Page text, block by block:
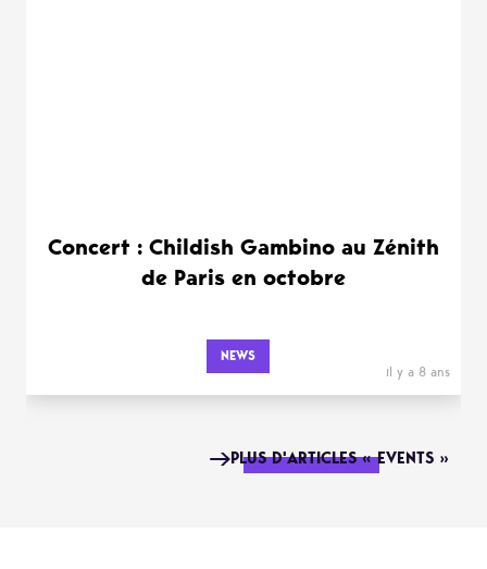
Concert : Childish Gambino au Zénith
de Paris en octobre
NEWS
il y a 8 ans
PLUS D'ARTICLES « EVENTS »